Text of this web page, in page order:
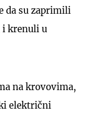
da su zaprimili
i krenuli u
na krovovima,
električni